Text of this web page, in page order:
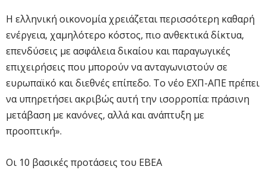
Η ελληνική οικονομία χρειάζεται περισσότερη καθαρή
ενέργεια, χαμηλότερο κόστος, πιο ανθεκτικά δίκτυα,
επενδύσεις με ασφάλεια δικαίου και παραγωγικές
επιχειρήσεις που μπορούν να ανταγωνιστούν σε
ευρωπαϊκό και διεθνές επίπεδο. Το νέο ΕΧΠ-ΑΠΕ πρέπει
να υπηρετήσει ακριβώς αυτή την ισορροπία: πράσινη
μετάβαση με κανόνες, αλλά και ανάπτυξη με
προοπτική».
Οι 10 βασικές προτάσεις του ΕΒΕΑ